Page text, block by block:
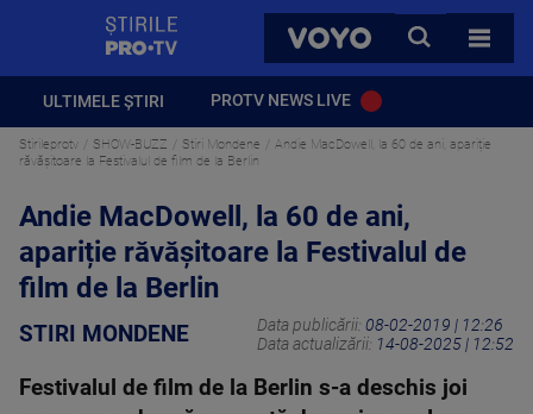
VOYO
CAUTA
TOATE
ULTIMELE ȘTIRI PROTV NEWS LIVE
Stirileprotv SHOW-BUZZ Stiri Mondene
Andie MacDowell, la 60 de ani, apariție
răvăşitoare la Festivalul de film de la Berlin
Andie MacDowell, la 60 de ani,
apariție răvăşitoare la Festivalul de
film de la Berlin
STIRI MONDENE Data publicării: 08-02-2019 | 12:26
Data actualizării: 14-08-2025 | 12:52
Festivalul de film de la Berlin s-a deschis joi